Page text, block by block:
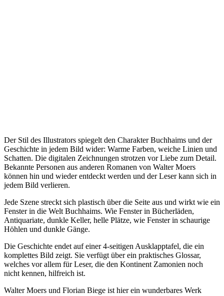
Der Stil des Illustrators spiegelt den Charakter Buchhaims und der
Geschichte in jedem Bild wider: Warme Farben, weiche Linien und
Schatten. Die digitalen Zeichnungen strotzen vor Liebe zum Detail.
Bekannte Personen aus anderen Romanen von Walter Moers
können hin und wieder entdeckt werden und der Leser kann sich in
jedem Bild verlieren.
Jede Szene streckt sich plastisch über die Seite aus und wirkt wie ein
Fenster in die Welt Buchhaims. Wie Fenster in Bücherläden,
Antiquariate, dunkle Keller, helle Plätze, wie Fenster in schaurige
Höhlen und dunkle Gänge.
Die Geschichte endet auf einer 4-seitigen Ausklapptafel, die ein
komplettes Bild zeigt. Sie verfügt über ein praktisches Glossar,
welches vor allem für Leser, die den Kontinent Zamonien noch
nicht kennen, hilfreich ist.
Walter Moers und Florian Biege ist hier ein wunderbares Werk